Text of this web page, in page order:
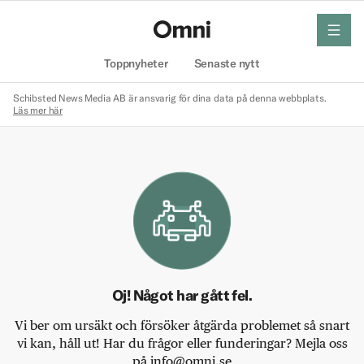
Toppnyheter Senaste nytt
meny
Schibsted News Media AB är ansvarig för dina data på denna webbplats.
Läs mer här
Oj! Något har gått fel.
Vi ber om ursäkt och försöker åtgärda problemet så snart
vi kan, håll ut! Har du frågor eller funderingar? Mejla oss